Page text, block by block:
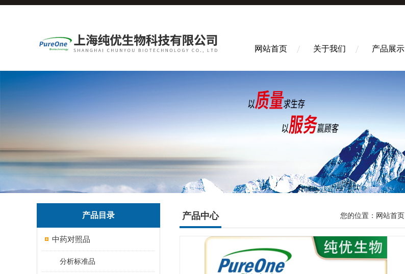
网站首页 关于我们 产品展示
产品目录
中药对照品
分析标准品
产品中心 您的位置： 网站首页